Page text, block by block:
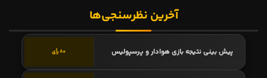
آخرین نظرسنجی‌ها
پیش بینی نتیجه بازی هوادار و پرسپولیس 80 رأی